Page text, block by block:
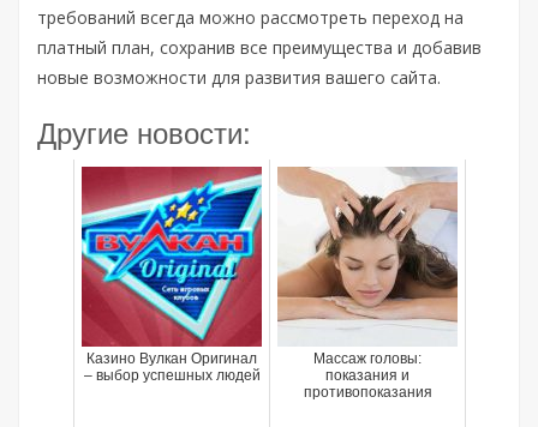
требований всегда можно рассмотреть переход на
платный план, сохранив все преимущества и добавив
новые возможности для развития вашего сайта.
Другие новости:
Казино Вулкан Оригинал
– выбор успешных людей
Массаж головы:
показания и
противопоказания